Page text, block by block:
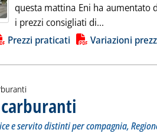
questa mattina Eni ha aumentato
i prezzi consigliati di...
notizia
Prezzi praticati Variazioni
e servito distinti per compagnia,